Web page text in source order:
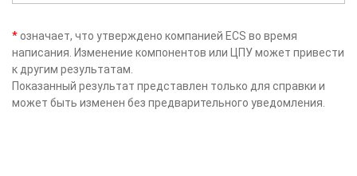
* означает, что утверждено компанией ECS во время
написания. Изменение компонентов или ЦПУ может привести
к другим результатам.
Показанный результат представлен только для справки и
может быть изменен без предварительного уведомления.